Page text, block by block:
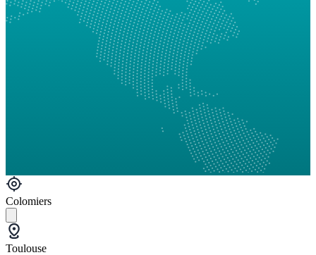
Colomiers
Toulouse